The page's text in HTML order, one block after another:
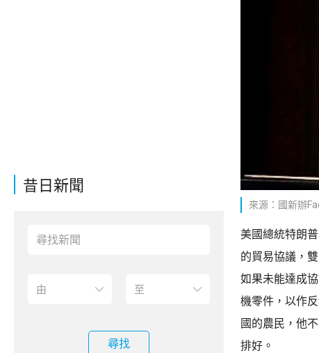
昔日新聞
尋找
來源：國新辦
美國總統特朗
的貿易協議，
如果未能達成
機零件，以作
國的農民，他
排好。